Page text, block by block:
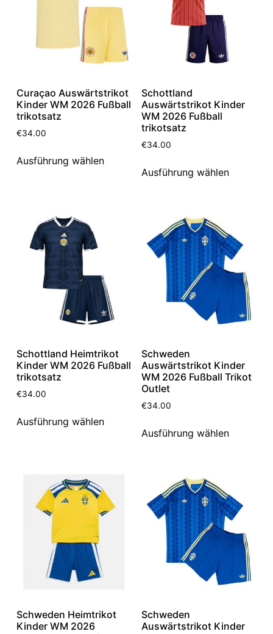
Curaçao Auswärtstrikot
Kinder WM 2026 Fußball
trikotsatz
€34.00
Ausführung wählen
Schottland
Auswärtstrikot Kinder
WM 2026 Fußball
trikotsatz
€34.00
Ausführung wählen
Schottland Heimtrikot
Kinder WM 2026 Fußball
trikotsatz
€34.00
Ausführung wählen
Schweden
Auswärtstrikot Kinder
WM 2026 Fußball Trikot
Outlet
€34.00
Ausführung wählen
Schweden Heimtrikot
Kinder WM 2026
Schweden
Auswärtstrikot Kinder